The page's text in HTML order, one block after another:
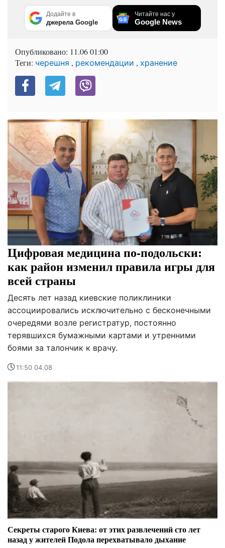
Додайте в
джерела Google
Читайте нас у
Google News
Опубликовано: 11.06 01:00
Теги: черешня , рекомендации , хранение
Цифровая медицина по-подольски:
как район изменил правила игры для
всей страны
Десять лет назад киевские поликлиники
ассоциировались исключительно с бесконечными
очередями возле регистратур, постоянно
терявшихся бумажными картами и утренними
боями за талончик к врачу.
11:50 04.08
Секреты старого Киева: от этих развлечений сто лет
назад у жителей Подола перехватывало дыхание